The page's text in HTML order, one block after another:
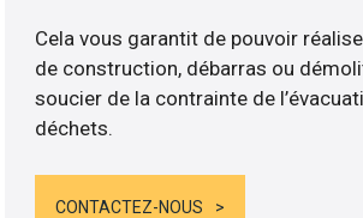
Cela vous garantit de pouvoir
de construction, débarras ou
soucier de la contrainte de
déchets.
CONTACTEZ-NOUS